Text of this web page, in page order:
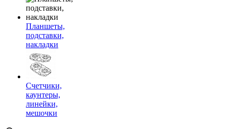
Планшеты,
подставки,
накладки
Счетчики,
каунтеры,
линейки,
мешочки